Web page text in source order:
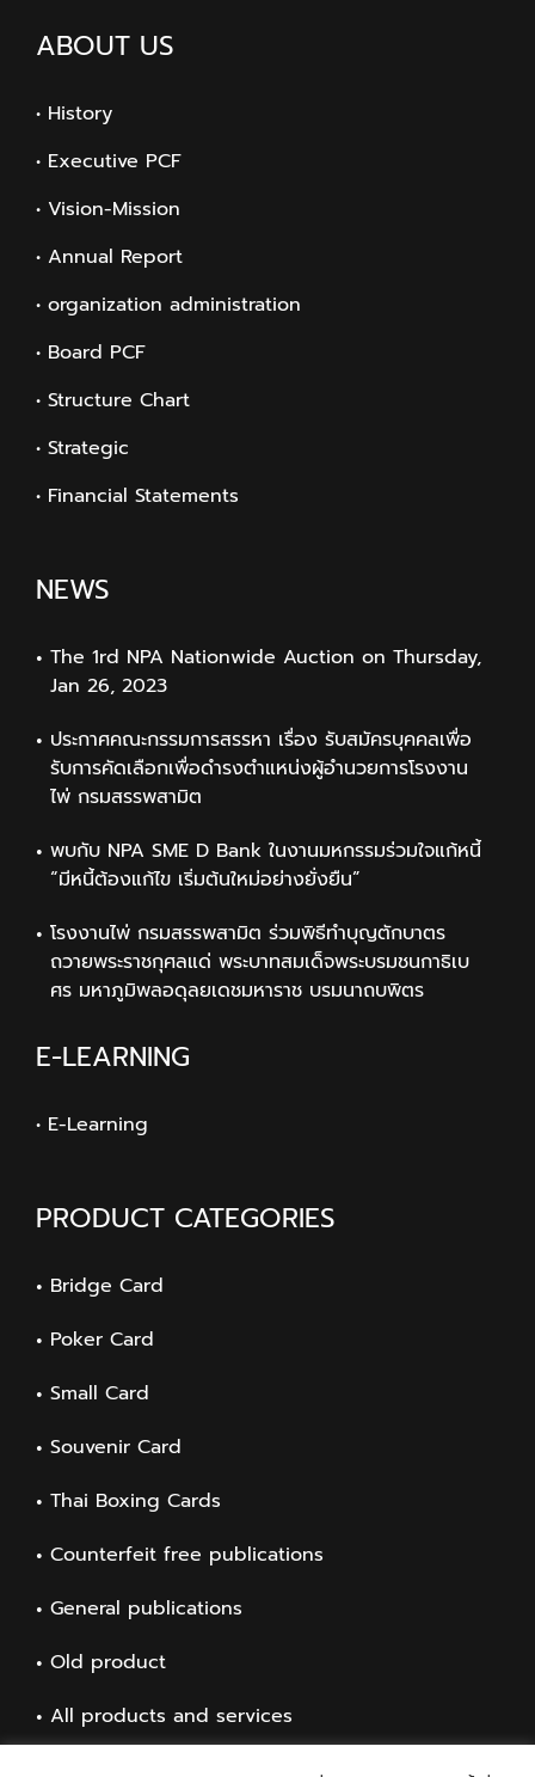
ABOUT US
• History
• Executive PCF
• Vision-Mission
• Annual Report
• organization administration
• Board PCF
• Structure Chart
• Strategic
• Financial Statements
NEWS
The 1rd NPA Nationwide Auction on Thursday,
Jan 26, 2023
ประกาศคณะกรรมการสรรหา เรื่อง รับสมัครบุคคลเพื่อ
รับการคัดเลือกเพื่อดำรงตำแหน่งผู้อำนวยการโรงงาน
ไพ่ กรมสรรพสามิต
พบกับ NPA SME D Bank ในงานมหกรรมร่วมใจแก้หนี้
“มีหนี้ต้องแก้ไข เริ่มต้นใหม่อย่างยั่งยืน”
โรงงานไพ่ กรมสรรพสามิต ร่วมพิธีทำบุญตักบาตร
ถวายพระราชกุศลแด่ พระบาทสมเด็จพระบรมชนกาธิเบ
ศร มหาภูมิพลอดุลยเดชมหาราช บรมนาถบพิตร
E-LEARNING
• E-Learning
PRODUCT CATEGORIES
Bridge Card
Poker Card
Small Card
Souvenir Card
Thai Boxing Cards
Counterfeit free publications
General publications
Old product
All products and services